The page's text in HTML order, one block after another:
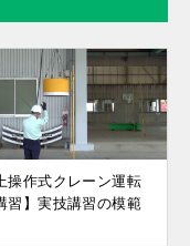
操作式クレーン運転
習】実技講習の模範